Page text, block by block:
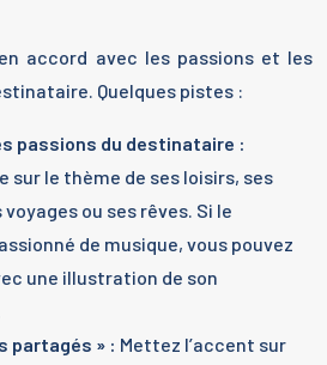
accord avec les passions et les
Quelques pistes :
passions du destinataire :
sur le thème de ses loisirs, ses
ou ses rêves. Si le
de musique, vous pouvez
une illustration de son
partagés » : Mettez l’accent sur